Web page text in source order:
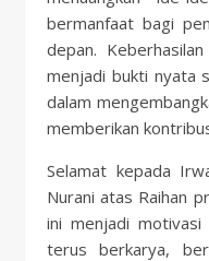
bermanfaat bagi
depan.
menjadi bukti nyata
dalam
memberikan
Selamat kepada
Nurani atas Raihan
ini menjadi motivasi
terus berkarya,